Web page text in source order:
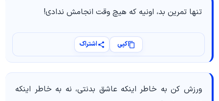
تنها تمرین بد، اونیه که هیچ وقت انجامش ندادی!
کپی اشتراک
ورزش کن به خاطر اینکه عاشق بدنتی، نه به خاطر اینکه